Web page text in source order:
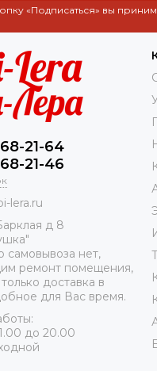
«Подписаться» вы
21-64
21-46
lera.ru
д 8
самовывоза нет,
ремонт помещения,
доставка в
для Вас время.
до 20.00